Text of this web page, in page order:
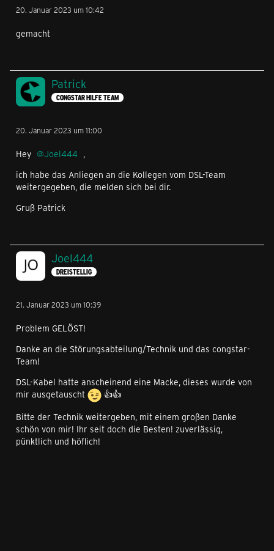
20. Januar 2023 um 10:42
gemacht
Patrick
CONGSTAR HILFE TEAM
20. Januar 2023 um 11:00
Hey Joel444 ,
ich habe das Anliegen an die Kollegen vom DSL-Team
weitergegeben, die melden sich bei dir.
Gruß Patrick
Joel444
DREISTELLIG
21. Januar 2023 um 10:39
Problem GELÖST!
Danke an die Störungsabteilung/Technik und das congstar-
Team!
DSL-Kabel hatte anscheinend eine Macke, dieses wurde von
mir ausgetauscht
👍👍
Bitte der Technik weitergeben, mit einem großen Danke
schön von mir! Ihr seit doch die Besten! zuverlässig,
pünktlich und höflich!